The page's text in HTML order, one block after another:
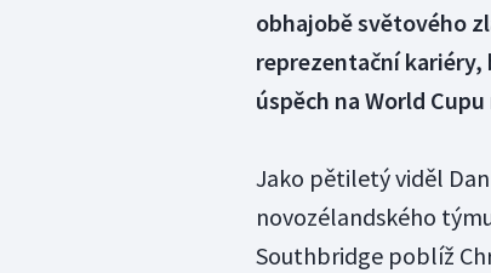
obhajobě světového
reprezentační
úspěch na World
Jako pětiletý viděl
novozélandského
Southbridge poblíž